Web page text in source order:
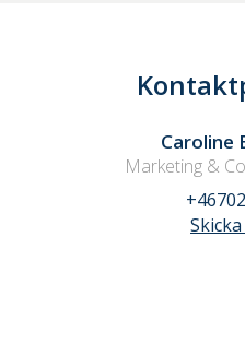
Caroline
Marketing &